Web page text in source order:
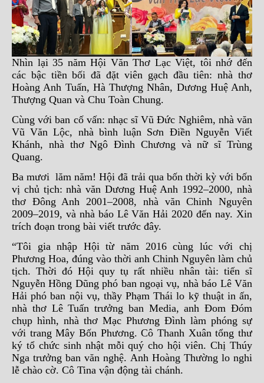
Nhìn lại 35 năm Hội Văn Thơ Lạc Việt, tôi nhớ đến
các bậc tiền bối đã đặt viên gạch đầu tiên: nhà thơ
Hoàng Anh Tuấn, Hà Thượng Nhân, Dương Huệ Anh,
Thượng Quan và Chu Toàn Chung.
Cùng với ban cố vấn: nhạc sĩ Vũ Đức Nghiêm, nhà văn
Vũ Văn Lộc, nhà bình luận Sơn Điền Nguyễn Viết
Khánh, nhà thơ Ngô Đình Chương và nữ sĩ Trùng
Quang.
Ba mươi lăm năm! Hội đã trải qua bốn thời kỳ với bốn
vị chủ tịch: nhà văn Dương Huệ Anh 1992–2000, nhà
thơ Đông Anh 2001–2008, nhà văn Chinh Nguyên
2009–2019, và nhà báo Lê Văn Hải 2020 đến nay. Xin
trích đoạn trong bài viết trước đây.
“Tôi gia nhập Hội từ năm 2016 cùng lúc với chị
Phương Hoa, đúng vào thời anh Chinh Nguyên làm chủ
tịch. Thời đó Hội quy tụ rất nhiều nhân tài: tiến sĩ
Nguyễn Hồng Dũng phó ban ngoại vụ, nhà báo Lê Văn
Hải phó ban nội vụ, thầy Phạm Thái lo kỹ thuật in ấn,
nhà thơ Lê Tuấn trưởng ban Media, anh Đom Đóm
chụp hình, nhà thơ Mạc Phương Đình làm phóng sự
với trang Mây Bốn Phương. Cô Thanh Xuân tổng thư
ký tổ chức sinh nhật mỗi quý cho hội viên. Chị Thúy
Nga trưởng ban văn nghệ. Anh Hoàng Thường lo nghi
lễ chào cờ. Cô Tina vận động tài chánh.